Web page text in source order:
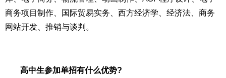
商务项目制作、国际贸易实务、西方经济学、经济法、商务
网站开发、推销与谈判。
高中生参加单招有什么优势?